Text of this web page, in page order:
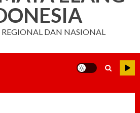
REGIONAL DAN NASIONAL